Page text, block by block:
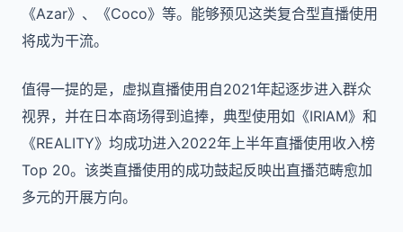
《Azar》、《Coco》等。能够预见这类复合型直播使用
将成为干流。
值得一提的是，虚拟直播使用自2021年起逐步进入群众
视界，并在日本商场得到追捧，典型使用如《IRIAM》和
《REALITY》均成功进入2022年上半年直播使用收入榜
Top 20。该类直播使用的成功鼓起反映出直播范畴愈加
多元的开展方向。